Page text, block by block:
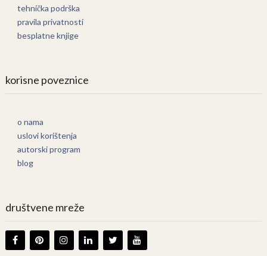
tehnička podrška
pravila privatnosti
besplatne knjige
korisne poveznice
o nama
uslovi korištenja
autorski program
blog
društvene mreže